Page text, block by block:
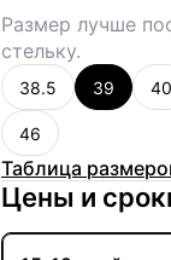
Размер лучше
стельку.
38.5 39 40
46
Таблица
Цены и